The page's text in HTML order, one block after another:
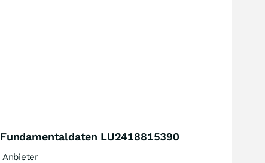
Fundamentaldaten LU2418815390
Anbieter